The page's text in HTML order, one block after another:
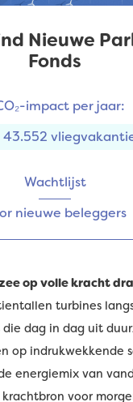
Nieuwe
Fonds
impact per jaar:
43.552
Wachtlijst
nieuwe beleggers
op volle kracht
turbines
die dag in dag uit
op indrukwekkende
energiemix van
voor